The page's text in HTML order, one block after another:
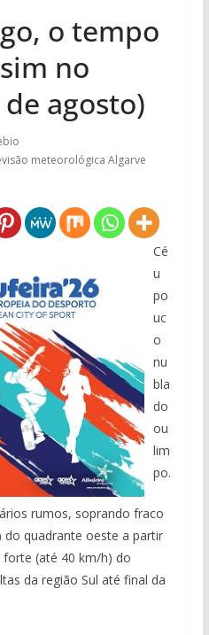
o tempo
no
agosto)
meteorológica Algarve
Cé
u
po
uc
o
nu
bla
do
ou
lim
po.
rumos, soprando fraco
quadrante oeste a partir
(até 40 km/h) do
da região Sul até final da